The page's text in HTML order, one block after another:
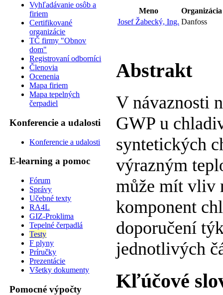
Vyhľadávanie osôb a
firiem
Certifikované
organizácie
TČ firmy "Obnov
dom"
Registrovaní odborníci
Členovia
Ocenenia
Mapa firiem
Mapa tepelných
čerpadiel
Konferencie a udalosti
Konferencie a udalosti
E-learning a pomoc
Fórum
Správy
Učebné texty
RA4L
GIZ-Proklima
Tepelné čerpadlá
Testy
F plyny
Príručky
Prezentácie
Všetky dokumenty
Pomocné výpočty
Meno
Organizácia
Josef Žabecký, Ing. Danfoss
Abstrakt
V návaznosti
GWP u
syntetických
výrazným
může mít vliv
komponent
doporučení
jednotlivých
Kľúčové